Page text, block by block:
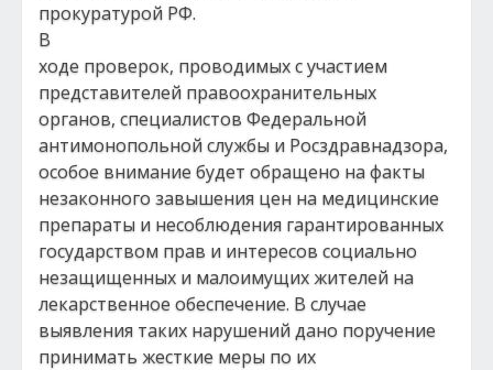
прокуратурой РФ.
В
ходе проверок, проводимых с участием
представителей правоохранительных
органов, специалистов Федеральной
антимонопольной службы и Росздравнадзора,
особое внимание будет обращено на факты
незаконного завышения цен на медицинские
препараты и несоблюдения гарантированных
государством прав и интересов социально
незащищенных и малоимущих жителей на
лекарственное обеспечение. В случае
выявления таких нарушений дано поручение
принимать жесткие меры по их